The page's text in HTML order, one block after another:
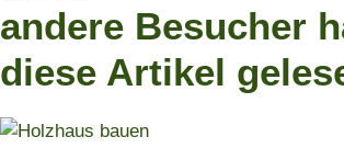
andere Besucher
diese Artikel